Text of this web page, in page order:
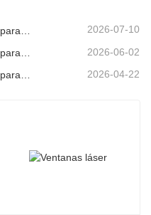
2026-07-10
2026-06-02
Investigación sobre osciladores paramétricos de infrarrojo medio - Parte 04 2026-04-22